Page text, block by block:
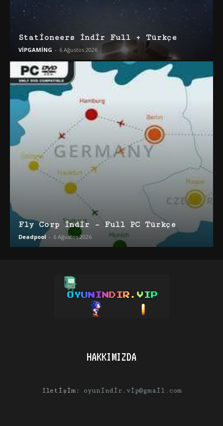
Stationeers İndir Full + Türkçe
VİPGAMİNG - 6 Ağustos 2026
Fly Corp İndir – Full PC Türkçe
Deadpool - 6 Ağustos 2026
HAKKIMIZDA
İletişim: oyunindir.vip@gmail.com